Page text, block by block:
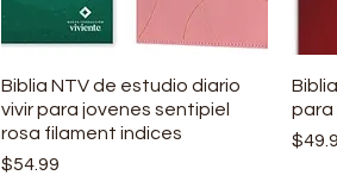
Vista rápida
Biblia NTV de estudio diario
vivir para jovenes sentipiel
rosa filament indices
Precio
$54.99
para